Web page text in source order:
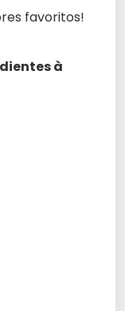
favoritos!
à